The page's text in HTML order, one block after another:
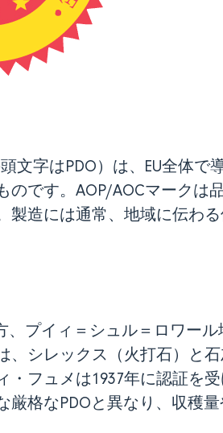
文字はPDO）は、EU全体で
です。AOP/AOCマークは
造には通常、地域に伝わ
プイィ＝シュル＝ロワー
シレックス（火打石）と
フュメは1937年に認証を
格なPDOと異なり、収穫量